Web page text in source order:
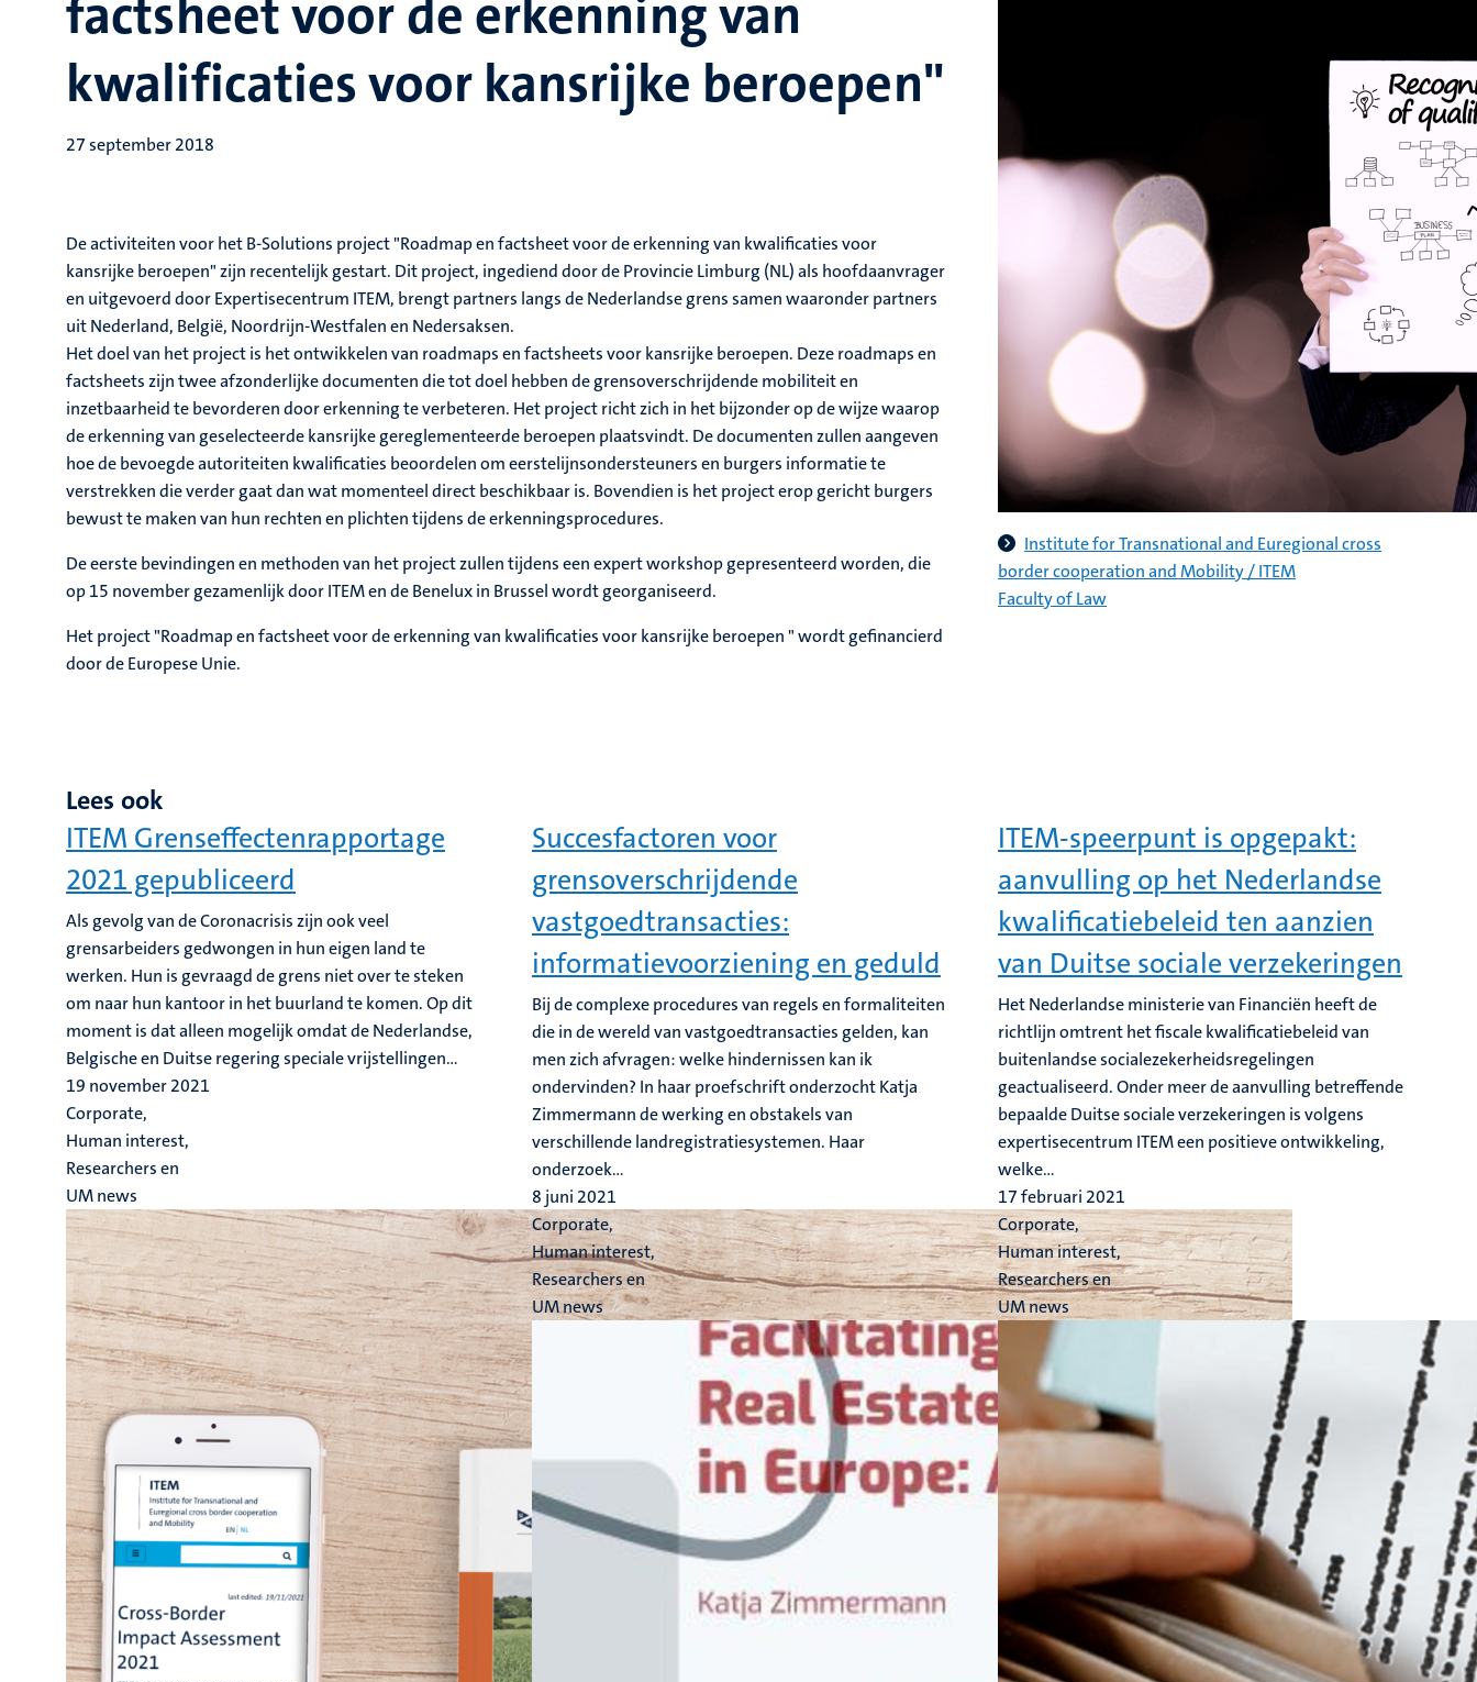
factsheet voor de erkenning van
kwalificaties voor kansrijke beroepen"
27 september 2018
De activiteiten voor het B-Solutions project "Roadmap en factsheet voor de erkenning van kwalificaties voor
kansrijke beroepen" zijn recentelijk gestart. Dit project, ingediend door de Provincie Limburg (NL) als hoofdaanvrager
en uitgevoerd door Expertisecentrum ITEM, brengt partners langs de Nederlandse grens samen waaronder partners
uit Nederland, België, Noordrijn-Westfalen en Nedersaksen.
Het doel van het project is het ontwikkelen van roadmaps en factsheets voor kansrijke beroepen. Deze roadmaps en
factsheets zijn twee afzonderlijke documenten die tot doel hebben de grensoverschrijdende mobiliteit en
inzetbaarheid te bevorderen door erkenning te verbeteren. Het project richt zich in het bijzonder op de wijze waarop
de erkenning van geselecteerde kansrijke gereglementeerde beroepen plaatsvindt. De documenten zullen aangeven
hoe de bevoegde autoriteiten kwalificaties beoordelen om eerstelijnsondersteuners en burgers informatie te
verstrekken die verder gaat dan wat momenteel direct beschikbaar is. Bovendien is het project erop gericht burgers
bewust te maken van hun rechten en plichten tijdens de erkenningsprocedures.
De eerste bevindingen en methoden van het project zullen tijdens een expert workshop gepresenteerd worden, die
op 15 november gezamenlijk door ITEM en de Benelux in Brussel wordt georganiseerd.
Het project "Roadmap en factsheet voor de erkenning van kwalificaties voor kansrijke beroepen " wordt gefinancierd
door de Europese Unie.
Institute for Transnational and Euregional cross
border cooperation and Mobility / ITEM
Faculty of Law
Lees ook
ITEM Grenseffectenrapportage
2021 gepubliceerd
Als gevolg van de Coronacrisis zijn ook veel
grensarbeiders gedwongen in hun eigen land te
werken. Hun is gevraagd de grens niet over te steken
om naar hun kantoor in het buurland te komen. Op dit
moment is dat alleen mogelijk omdat de Nederlandse,
Belgische en Duitse regering speciale vrijstellingen...
19 november 2021
Corporate,
Human interest,
Researchers en
UM news
Succesfactoren voor
grensoverschrijdende
vastgoedtransacties:
informatievoorziening en geduld
Bij de complexe procedures van regels en formaliteiten
die in de wereld van vastgoedtransacties gelden, kan
men zich afvragen: welke hindernissen kan ik
ondervinden? In haar proefschrift onderzocht Katja
Zimmermann de werking en obstakels van
verschillende landregistratiesystemen. Haar
onderzoek...
8 juni 2021
Corporate,
Human interest,
Researchers en
UM news
ITEM-speerpunt is opgepakt:
aanvulling op het Nederlandse
kwalificatiebeleid ten aanzien
van Duitse sociale verzekeringen
Het Nederlandse ministerie van Financiën heeft de
richtlijn omtrent het fiscale kwalificatiebeleid van
buitenlandse socialezekerheidsregelingen
geactualiseerd. Onder meer de aanvulling betreffende
bepaalde Duitse sociale verzekeringen is volgens
expertisecentrum ITEM een positieve ontwikkeling,
welke...
17 februari 2021
Corporate,
Human interest,
Researchers en
UM news